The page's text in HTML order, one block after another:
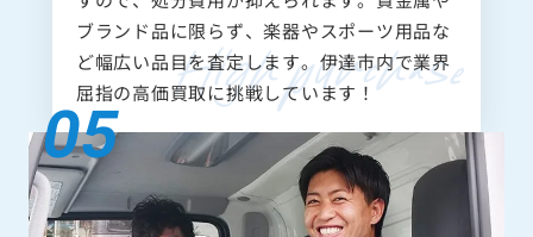
ブランド品に限らず、楽器やスポーツ用品な
ど幅広い品目を査定します。伊達市内で業界
屈指の高価買取に挑戦しています！